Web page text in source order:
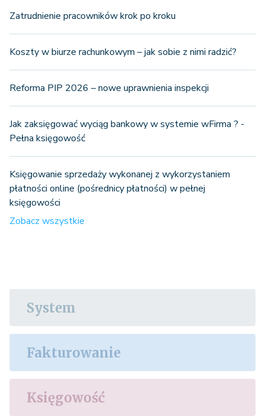
Zatrudnienie pracowników krok po kroku
Koszty w biurze rachunkowym – jak sobie z nimi radzić?
Reforma PIP 2026 – nowe uprawnienia inspekcji
Jak zaksięgować wyciąg bankowy w systemie wFirma ? -
Pełna księgowość
Księgowanie sprzedaży wykonanej z wykorzystaniem
płatności online (pośrednicy płatności) w pełnej
księgowości
Zobacz wszystkie
System
Fakturowanie
Księgowość